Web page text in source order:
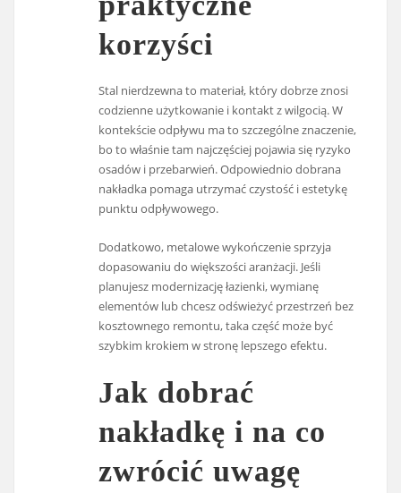
korzyści
Stal nierdzewna to materiał, który dobrze znosi
codzienne użytkowanie i kontakt z wilgocią. W
kontekście odpływu ma to szczególne znaczenie,
bo to właśnie tam najczęściej pojawia się ryzyko
osadów i przebarwień. Odpowiednio dobrana
nakładka pomaga utrzymać czystość i estetykę
punktu odpływowego.
Dodatkowo, metalowe wykończenie sprzyja
dopasowaniu do większości aranżacji. Jeśli
planujesz modernizację łazienki, wymianę
elementów lub chcesz odświeżyć przestrzeń bez
kosztownego remontu, taka część może być
szybkim krokiem w stronę lepszego efektu.
Jak dobrać
nakładkę i na co
zwrócić uwagę